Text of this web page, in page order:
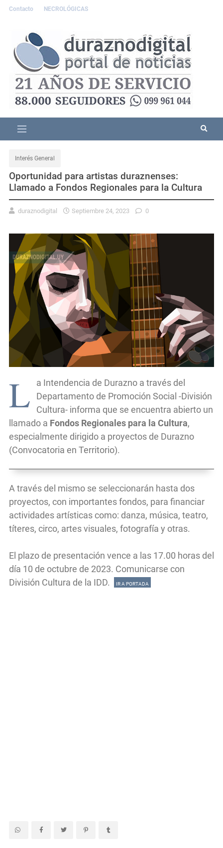
Contacto NECROLÓGICAS
Interés General
Oportunidad para artistas duraznenses:
Llamado a Fondos Regionales para la Cultura
duraznodigital Septiembre 24, 2023 0
L
a Intendencia de Durazno a través del
Departamento de Promoción Social -División
Cultura- informa que se encuentra abierto un
llamado a Fondos Regionales para la Cultura,
especialmente dirigido a proyectos de Durazno
(Convocatoria en Territorio).
A través del mismo se seleccionarán hasta dos
proyectos, con importantes fondos, para financiar
actividades artísticas como: danza, música, teatro,
títeres, circo, artes visuales, fotografía y otras.
El plazo de presentación vence a las 17.00 horas del
día 10 de octubre de 2023. Comunicarse con
División Cultura de la IDD.
IR A PORTADA